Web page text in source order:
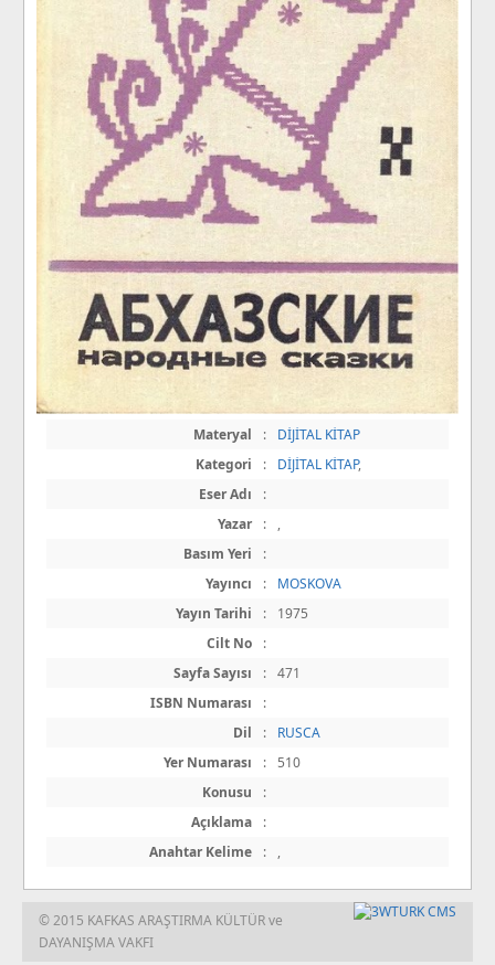
Materyal :
DİJİTAL KİTAP
Kategori
: DİJİTAL KİTAP,
Eser Adı
:
Yazar
:
,
Basım Yeri
:
Yayıncı
:
MOSKOVA
Yayın Tarihi
:
1975
Cilt No
:
Sayfa Sayısı
: 471
ISBN Numarası
:
Dil
:
RUSCA
Yer Numarası
:
510
Konusu
:
Açıklama
:
Anahtar Kelime
: ,
© 2015 KAFKAS ARAŞTIRMA KÜLTÜR ve
DAYANIŞMA VAKFI